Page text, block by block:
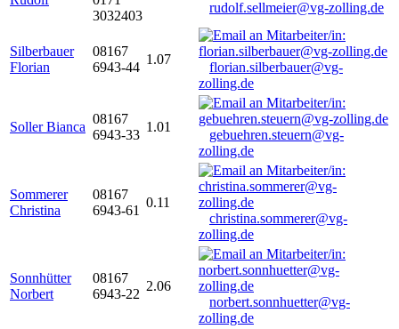
3032403
rudolf.sellmeier@vg-zolling.de
Silberbauer
Florian
08167
6943-44
1.07
florian.silberbauer@vg-
zolling.de
Soller Bianca
08167
6943-33
1.01
gebuehren.steuern@vg-
zolling.de
Sommerer
Christina
08167
6943-61
0.11
christina.sommerer@vg-
zolling.de
Sonnhütter
Norbert
08167
6943-22
2.06
norbert.sonnhuetter@vg-
zolling.de